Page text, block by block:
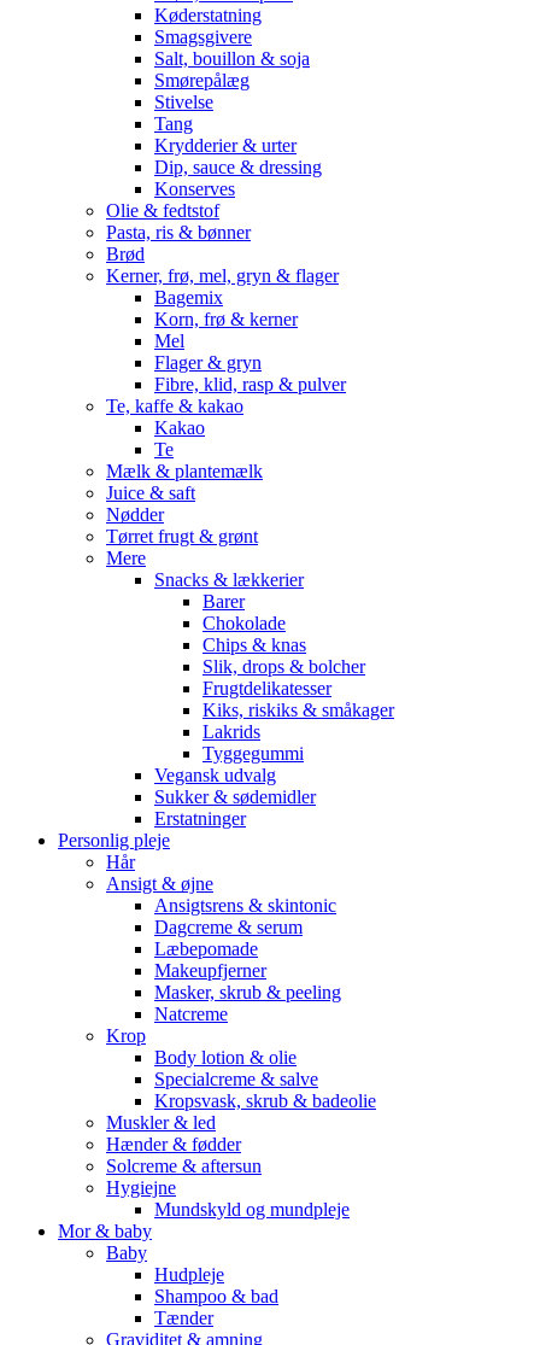
Køderstatning
Smagsgivere
Salt, bouillon & soja
Smørepålæg
Stivelse
Tang
Krydderier & urter
Dip, sauce & dressing
Konserves
Olie & fedtstof
Pasta, ris & bønner
Brød
Kerner, frø, mel, gryn & flager
Bagemix
Korn, frø & kerner
Mel
Flager & gryn
Fibre, klid, rasp & pulver
Te, kaffe & kakao
Kakao
Te
Mælk & plantemælk
Juice & saft
Nødder
Tørret frugt & grønt
Mere
Snacks & lækkerier
Barer
Chokolade
Chips & knas
Slik, drops & bolcher
Frugtdelikatesser
Kiks, riskiks & småkager
Lakrids
Tyggegummi
Vegansk udvalg
Sukker & sødemidler
Erstatninger
Personlig pleje
Hår
Ansigt & øjne
Ansigtsrens & skintonic
Dagcreme & serum
Læbepomade
Makeupfjerner
Masker, skrub & peeling
Natcreme
Krop
Body lotion & olie
Specialcreme & salve
Kropsvask, skrub & badeolie
Muskler & led
Hænder & fødder
Solcreme & aftersun
Hygiejne
Mundskyld og mundpleje
Mor & baby
Baby
Hudpleje
Shampoo & bad
Tænder
Graviditet & amning